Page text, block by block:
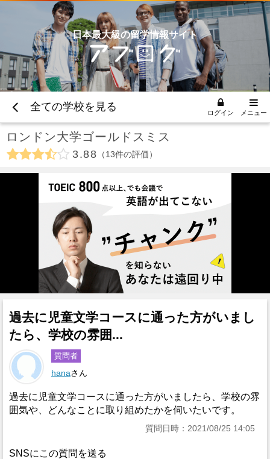
日本最大級の留学情報サイト
全ての学校を見る ログイン メニュー
ロンドン大学ゴールドスミス
3.88 13件の評価
過去に児童文学コースに通った方がいまし
たら、学校の雰囲...
質問者
hanaさん
過去に児童文学コースに通った方がいましたら、学校の雰
囲気や、どんなことに取り組めたかを伺いたいです。
質問日時：2021/08/25 14:05
SNSにこの質問を送る